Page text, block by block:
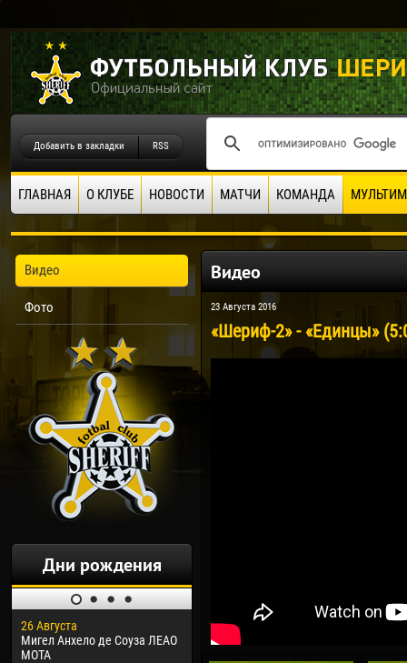
Добавить в закладки RSS
ГЛАВНАЯ О КЛУБЕ НОВОСТИ МАТЧИ КОМАНДА
Видео
Фото
Дни рождения
26 Августа
Мигел Анхело де Соуза ЛЕАО
МОТА
30 Января
Дорасо Морео КЛАС
04
Видео
23 Августа 2016
«Шериф-2» - «Единцы»